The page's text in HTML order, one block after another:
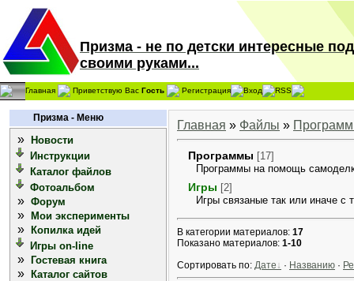
Призма - не по детски интересные
своими руками...
Главная Приветствую Вас Гость Регистрация Вход RSS
Призма - Меню
»
Новости
Инструкции
Каталог файлов
Фотоальбом
» Форум
» Мои эксперименты
»
Копилка идей
Игры on-line
» Гостевая книга
» Каталог сайтов
Главная » Файлы »
Программы [17]
Программы на помощь
Игры [2]
Игры связаные так или иначе с
В категории материалов: 17
Показано материалов: 1-10
Сортировать по: Дате · Названию ·